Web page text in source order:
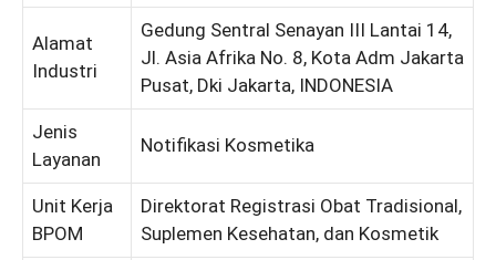
Alamat
Industri
Gedung Sentral Senayan III Lantai 14,
Jl. Asia Afrika No. 8, Kota Adm Jakarta
Pusat, Dki Jakarta, INDONESIA
Jenis
Layanan
Notifikasi Kosmetika
Unit Kerja
BPOM
Direktorat Registrasi Obat Tradisional,
Suplemen Kesehatan, dan Kosmetik